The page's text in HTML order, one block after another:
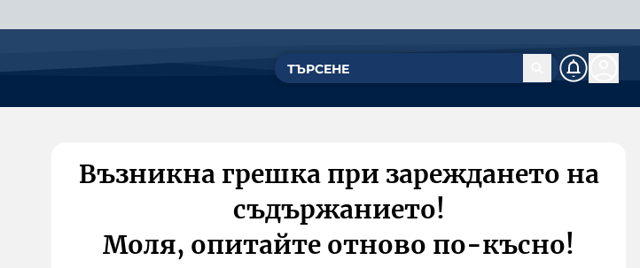
Възникна грешка при зареждането на
съдържанието!
Моля, опитайте отново по-късно!